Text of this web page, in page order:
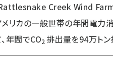
Creek Wind
メリカの一般世帯の年間電
、年間でCO2 排出量を94万トン